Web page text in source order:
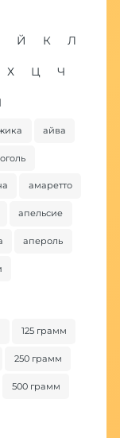
Й К Л
Х Ц Ч
айва
амаретто
апельсие
апероль
125 грамм
250 грамм
500 грамм